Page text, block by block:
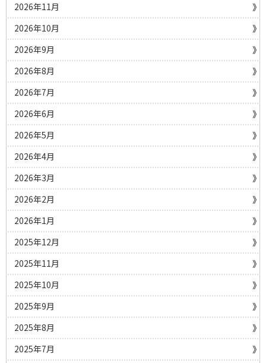
2026年11月
2026年10月
2026年9月
2026年8月
2026年7月
2026年6月
2026年5月
2026年4月
2026年3月
2026年2月
2026年1月
2025年12月
2025年11月
2025年10月
2025年9月
2025年8月
2025年7月